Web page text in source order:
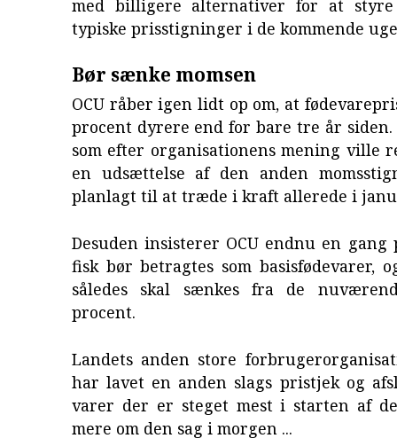
med billigere alternativer for at styre
typiske prisstigninger i de kommende
Bør sænke momsen
OCU råber igen lidt op om, at
procent dyrere end for bare tre år
som efter organisationens mening ville
en udsættelse af den anden
planlagt til at træde i kraft allerede i
Desuden insisterer OCU endnu en gang
fisk bør betragtes som basisfødevarer,
således skal sænkes fra de
procent.
Landets anden store
har lavet en anden slags pristjek og
varer der er steget mest i starten af
mere om den sag i morgen ...